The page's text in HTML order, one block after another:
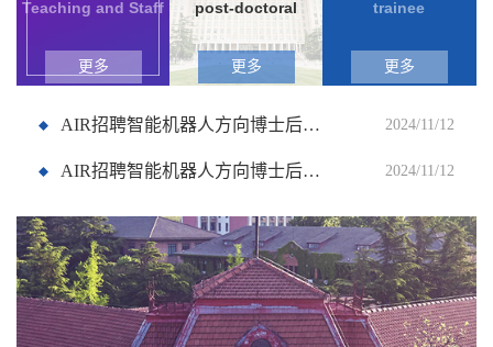
Teaching and Staff
更多
post-doctoral
更多
trainee
更多
AIR招聘智能机器人方向博士后/工程师/实习生 2024/11/12
AIR招聘智能机器人方向博士后/工程师/实习生 2024/11/12